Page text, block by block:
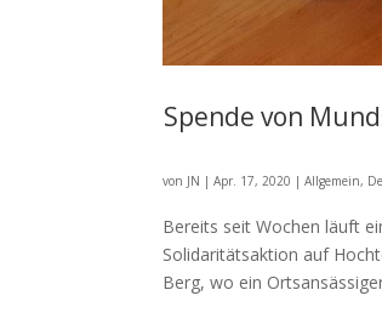
Spende von
von JN |Apr. 17, 2020 |Allgemein,
Bereits seit Wochen läuft
Solidaritätsaktion auf
Berg, wo ein